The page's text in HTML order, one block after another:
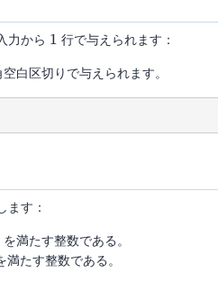
力から 1
1 行で与えられます：
白区切りで与えられます。
ます：
を満たす整数である。
満たす整数である。